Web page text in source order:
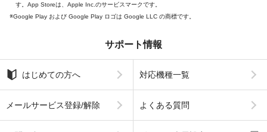
す。App Storeは、Apple Inc.のサービスマークです。
Google Play および Google Play ロゴは Google LLC の商標です。
サポート情報
はじめての方へ 対応機種一覧
メールサービス登録/解除 よくある質問